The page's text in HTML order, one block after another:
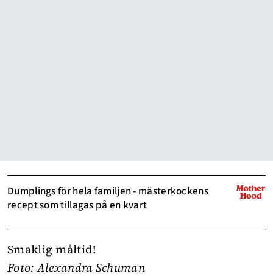
Dumplings för hela familjen - mästerkockens
recept som tillagas på en kvart
Smaklig måltid!
Foto: Alexandra Schuman